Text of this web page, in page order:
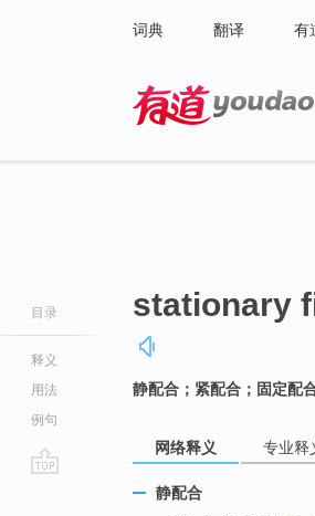
词典 翻译 有
目录
释义
用法
例句
stationary
静配合；紧配合；固定配
网络释义 专业释
静配合